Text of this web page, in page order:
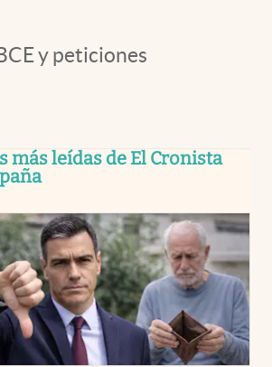
y peticiones
más leídas de El Cronista